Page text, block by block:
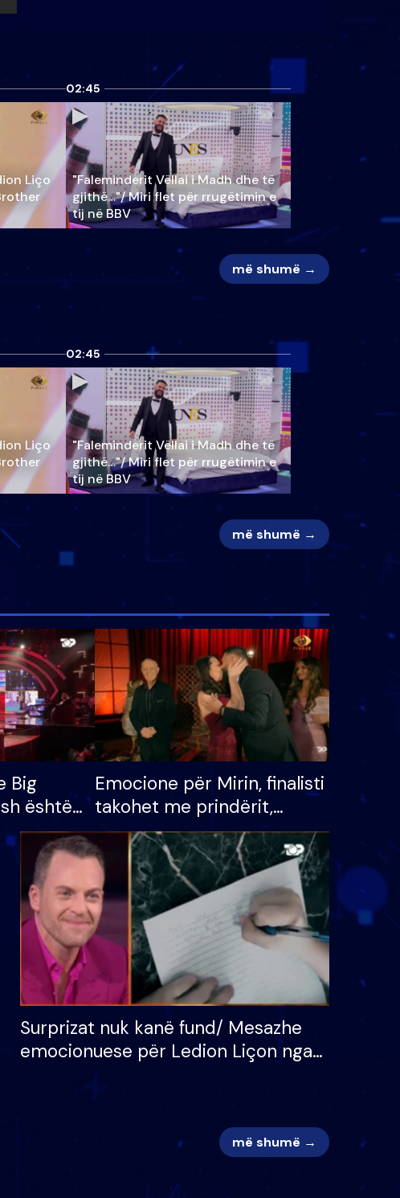
Liço
02:45
"Faleminderit Vëllai i Madh dhe të
gjithë…"/ Miri flet për rrugëtimin e
tij në BBV
më shumë →
Liço
02:45
"Faleminderit Vëllai i Madh dhe të
gjithë…"/ Miri flet për rrugëtimin e
tij në BBV
më shumë →
Big
është
shtëpinë
për
madh
Emocione për Mirin, finalisti
takohet me prindërit,
vajzën dhe bashkëshorten:
S’kemi ndonjë letër divorci
apo jo?
Surprizat nuk kanë fund/ Mesazhe
emocionuese për Ledion Liçon nga
më shumë →